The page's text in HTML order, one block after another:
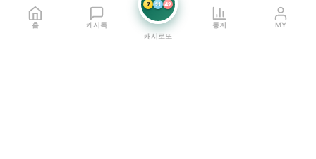
홈 캐시톡
7 21 42
캐시로또
통계 MY